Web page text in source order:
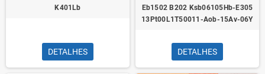
K401Lb
DETALHES
Eb1502 B202 Ksb06105Hb-E305
13Pt00L1T50011-Aob-15Av-06Y
DETALHES